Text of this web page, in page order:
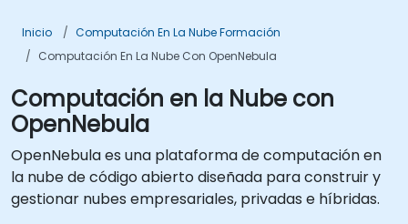
Inicio
Computación En La Nube Formación
Computación En La Nube Con OpenNebula
Computación en la Nube con
OpenNebula
OpenNebula es una plataforma de computación en
la nube de código abierto diseñada para construir y
gestionar nubes empresariales, privadas e híbridas.